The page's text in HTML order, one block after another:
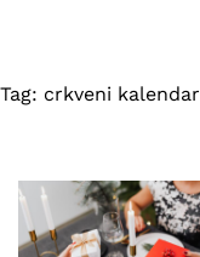
Tag: crkveni kalendar